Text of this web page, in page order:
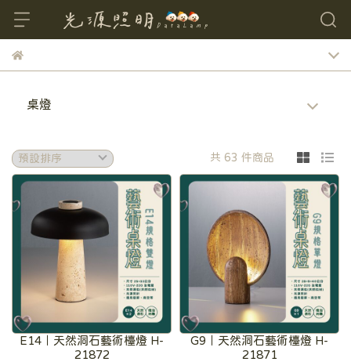
桌燈
共 63 件商品
E14｜天然洞石藝術檯燈 H-
21872
G9｜天然洞石藝術檯燈 H-
21871